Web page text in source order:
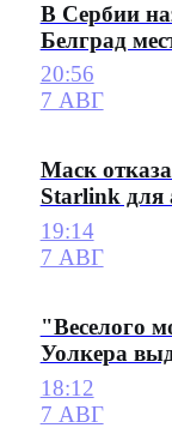
В Сербии
Белград
20:56
7 АВГ
Маск
Starlink для
19:14
7 АВГ
"Веселого
Уолкера
18:12
7 АВГ